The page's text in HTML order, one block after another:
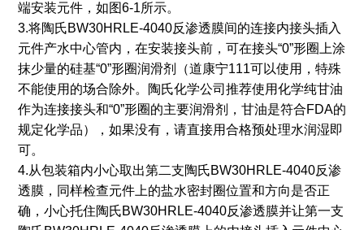
端安装元件，如图6-1所示。
3.将陶氏BW30HRLE-4040反渗透膜间的连接内接头插入
元件产水中心管内，在安装接头前，可在接头“0”形圈上涂
抹少量的硅基“0”形圈润滑剂（道康宁111可以使用，特殊
不能使用的场合除外。陶氏化学公司推荐使用化学纯甘油
作为连接接头和“0”形圈的主要润滑剂，甘油是符合FDA的
规定化学品），如果没有，请直接用合格预处理水润湿即
可。
4.从包装箱内小心取出第二支陶氏BW30HRLE-4040反渗
透膜，同样检查元件上的盐水密封圈位置和方向是否正
确，小心托住陶氏BW30HRLE-4040反渗透膜并让第一支